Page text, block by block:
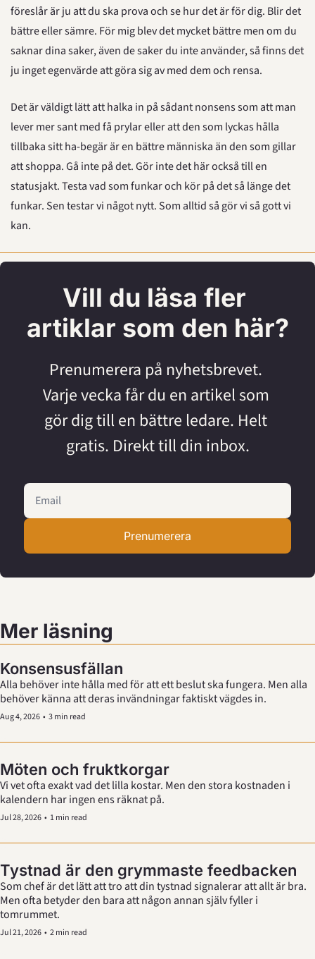
föreslår är ju att du ska prova och se hur det är för dig. Blir det
bättre eller sämre. För mig blev det mycket bättre men om du
saknar dina saker, även de saker du inte använder, så finns det
ju inget egenvärde att göra sig av med dem och rensa.
Det är väldigt lätt att halka in på sådant nonsens som att man
lever mer sant med få prylar eller att den som lyckas hålla
tillbaka sitt ha-begär är en bättre människa än den som gillar
att shoppa. Gå inte på det. Gör inte det här också till en
statusjakt. Testa vad som funkar och kör på det så länge det
funkar. Sen testar vi något nytt. Som alltid så gör vi så gott vi
kan.
Vill du läsa fler
artiklar som den här?
Prenumerera på nyhetsbrevet.
Varje vecka får du en artikel som
gör dig till en bättre ledare. Helt
gratis. Direkt till din inbox.
Prenumerera
Mer läsning
Konsensusfällan
Alla behöver inte hålla med för att ett beslut ska fungera. Men alla
behöver känna att deras invändningar faktiskt vägdes in.
Aug 4, 2026 • 3 min read
Möten och fruktkorgar
Vi vet ofta exakt vad det lilla kostar. Men den stora kostnaden i
Jul 28, 2026 • 1 min read
Tystnad är den grymmaste feedbacken
Som chef är det lätt att tro att din tystnad signalerar att allt är bra.
Men ofta betyder den bara att någon annan själv fyller i
tomrummet.
Jul 21, 2026 • 2 min read